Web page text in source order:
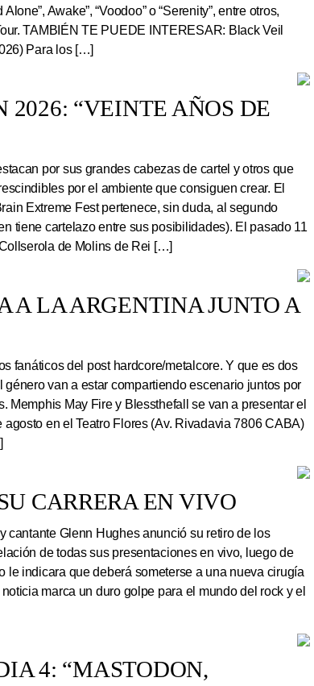
Awake”, “Voodoo” o “Serenity”, entre otros,
TAMBIÉN TE PUEDE INTERESAR: Black Veil
Para los […]
“VEINTE AÑOS DE
por sus grandes cabezas de cartel y otros que
por el ambiente que consiguen crear. El
Extreme Fest pertenece, sin duda, al segundo
tiene cartelazo entre sus posibilidades). El pasado 11
de Molins de Rei […]
A LA ARGENTINA JUNTO A
fanáticos del post hardcore/metalcore. Y que es dos
género van a estar compartiendo escenario juntos por
Memphis May Fire y Blessthefall se van a presentar el
agosto en el Teatro Flores (Av. Rivadavia 7806 CABA)
CARRERA EN VIVO
cantante Glenn Hughes anunció su retiro de los
de todas sus presentaciones en vivo, luego de
le indicara que deberá someterse a una nueva cirugía
marca un duro golpe para el mundo del rock y el
4: “MASTODON,